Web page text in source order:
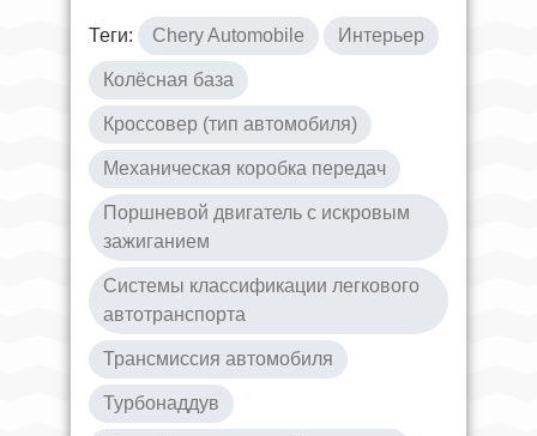
Теги: Chery Automobile Интерьер
Колёсная база
Кроссовер (тип автомобиля)
Механическая коробка передач
Поршневой двигатель с искровым
зажиганием
Системы классификации легкового
автотранспорта
Трансмиссия автомобиля
Турбонаддув